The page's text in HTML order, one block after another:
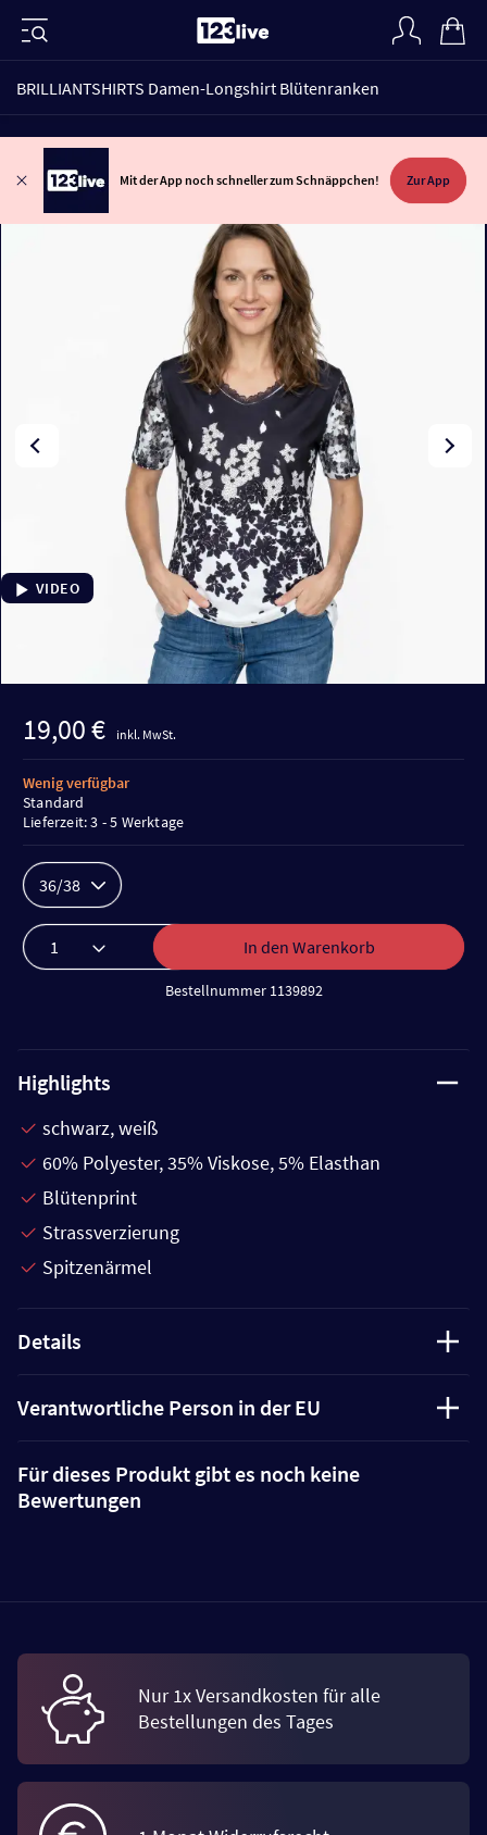
BRILLIANTSHIRTS Damen-Longshirt Blütenranken
Mit der App noch schneller zum Schnäppchen! Zur App
VIDEO
19,00 € inkl. MwSt.
36/38
In den Warenkorb
Bestellnummer 1139892
Wenig verfügbar
Standard
Lieferzeit: 3 - 5 Werktage
Highlights
schwarz, weiß
60% Polyester, 35% Viskose, 5% Elasthan
Blütenprint
Strassverzierung
Spitzenärmel
Details
Verantwortliche Person in der EU
Für dieses Produkt gibt es noch keine
Bewertungen
Nur 1x Versandkosten für alle
Bestellungen des Tages